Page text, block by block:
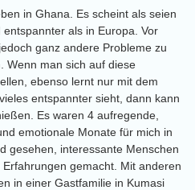
in Ghana. Es scheint als seien
als in Europa. Vor
ganz andere Probleme zu
Wenn man sich auf diese
ebenso lernt nur mit dem
entspannter sieht, dann kann
Es waren 4 aufregende,
emotionale Monate für mich in
gesehen, interessante Menschen
gemacht. Mit anderen
in einer Gastfamilie in Kumasi